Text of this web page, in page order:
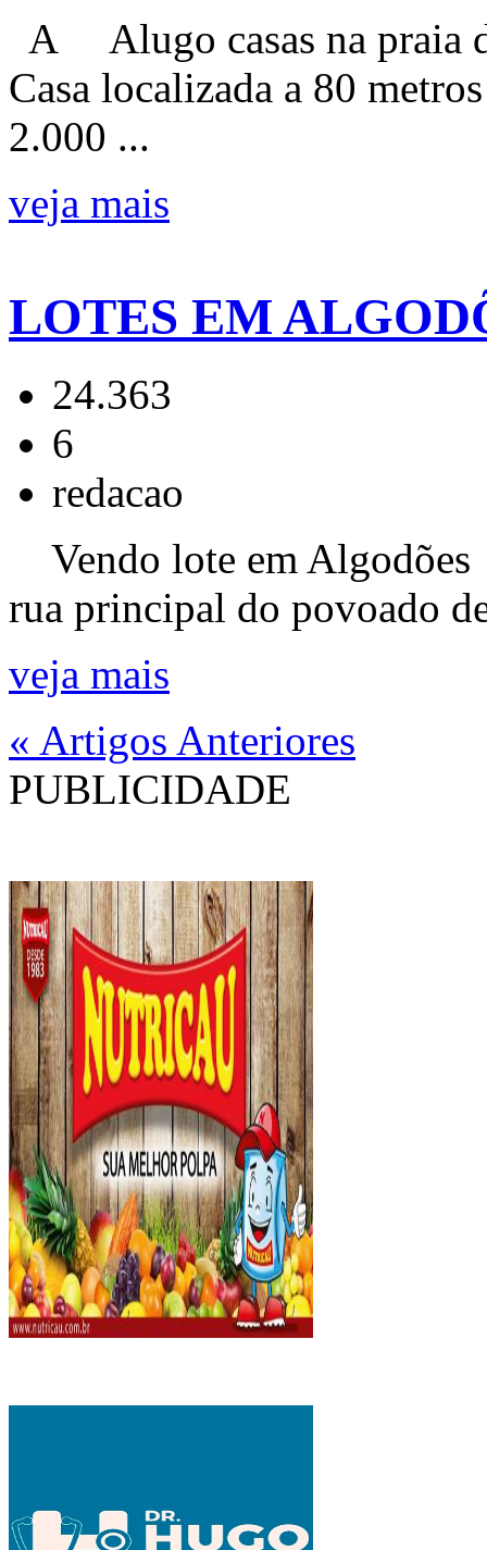
A Alugo casas na praia
Casa localizada a 80
2.000 ...
veja mais
LOTES EM
24.363
6
redacao
Vendo lote em
rua principal do povoado
veja mais
« Artigos Anteriores
PUBLICIDADE